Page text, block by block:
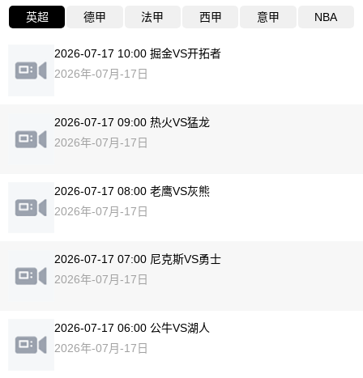
英超 德甲 法甲 西甲 意甲 NBA
2026-07-17 10:00 掘金VS开拓者
2026年-07月-17日
2026-07-17 09:00 热火VS猛龙
2026年-07月-17日
2026-07-17 08:00 老鹰VS灰熊
2026年-07月-17日
2026-07-17 07:00 尼克斯VS勇士
2026年-07月-17日
2026-07-17 06:00 公牛VS湖人
2026年-07月-17日